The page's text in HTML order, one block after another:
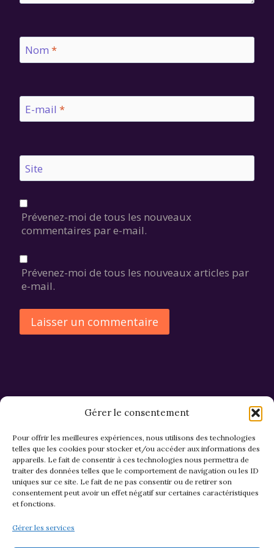
Gérer le consentement
Pour offrir les meilleures expériences, nous utilisons des technologies
telles que les cookies pour stocker et/ou accéder aux informations des
appareils. Le fait de consentir à ces technologies nous permettra de
traiter des données telles que le comportement de navigation ou les ID
uniques sur ce site. Le fait de ne pas consentir ou de retirer son
consentement peut avoir un effet négatif sur certaines caractéristiques
et fonctions.
Gérer les services
Nom *
E-mail *
Site
Prévenez-moi de tous les nouveaux
commentaires par e-mail.
Prévenez-moi de tous les nouveaux articles par
e-mail.
CGV et Retours